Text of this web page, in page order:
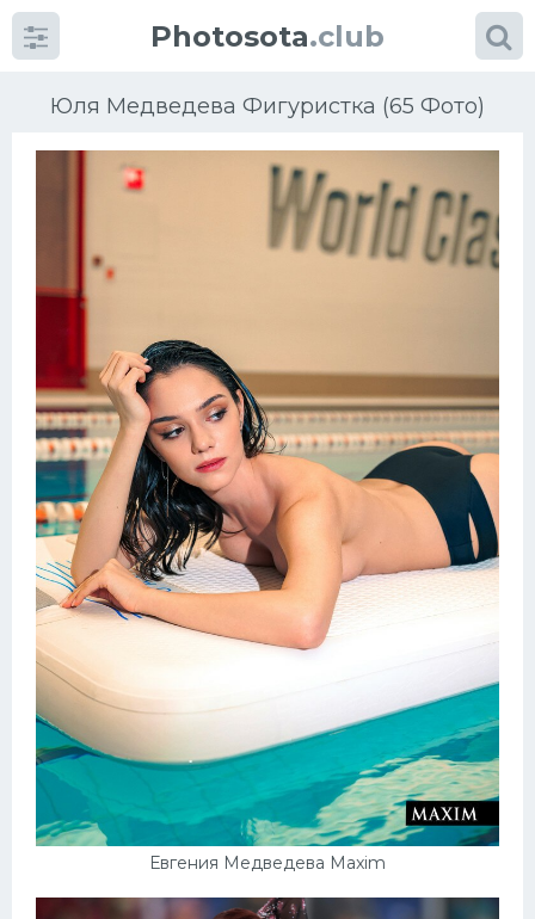
Photosota.club
Юля Медведева Фигуристка (65 Фото)
Евгения Медведева Maxim
Категории
Еще картинки...
Футбол
Баскетбол
Хоккей
Велогонки
Конькобежный спорт
Тренажеры
Интерьер квартиры